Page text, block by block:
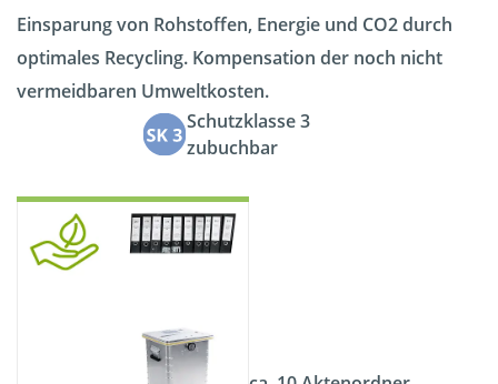
Einsparung von Rohstoffen, Energie und CO2 durch
optimales Recycling. Kompensation der noch nicht
vermeidbaren Umweltkosten.
Schutzklasse 3
zubuchbar